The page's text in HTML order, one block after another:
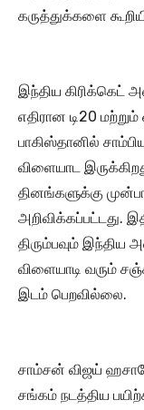
கருத்துக்களை
இந்திய கிரிக்கெட்
எதிரான டி20
பாகிஸ்தானில்
விளையாட
தினங்களுக்கு
அறிவிக்கப்பட்டது.
திரும்பவும் இந்திய
விளையாடி வரும்
இடம் பெறவில்லை.
சாம்சன் விஜய்
சங்கம் நடத்திய